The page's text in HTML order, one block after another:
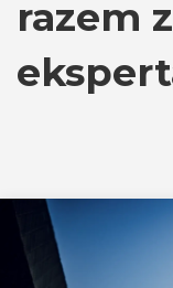
razem